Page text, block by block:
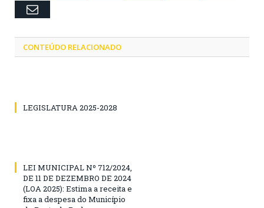
Email
CONTEÚDO RELACIONADO
LEGISLATURA 2025-2028
LEI MUNICIPAL Nº 712/2024,
DE 11 DE DEZEMBRO DE 2024
(LOA 2025): Estima a receita e
fixa a despesa do Município